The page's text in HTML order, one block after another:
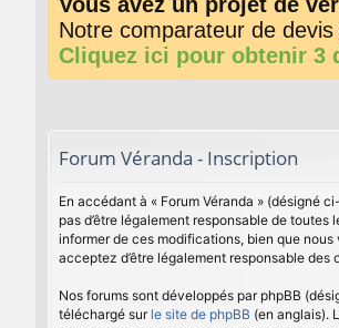
Notre comparateur de
Cliquez ici pour obtenir 3
Forum Véranda - Inscription
En accédant à « Forum Véranda » (désigné
pas d’être légalement responsable de
informer de ces modifications, bien que
acceptez d’être légalement responsable des
Nos forums sont développés par phpBB
téléchargé sur le site de phpBB (en anglais).